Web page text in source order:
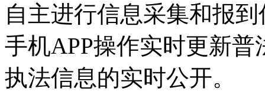
自主进行信息采集和报
手机APP操作实时更新
执法信息的实时公开。